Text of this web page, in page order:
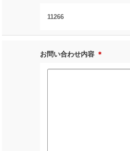
11266
お問い合わせ内容 ＊